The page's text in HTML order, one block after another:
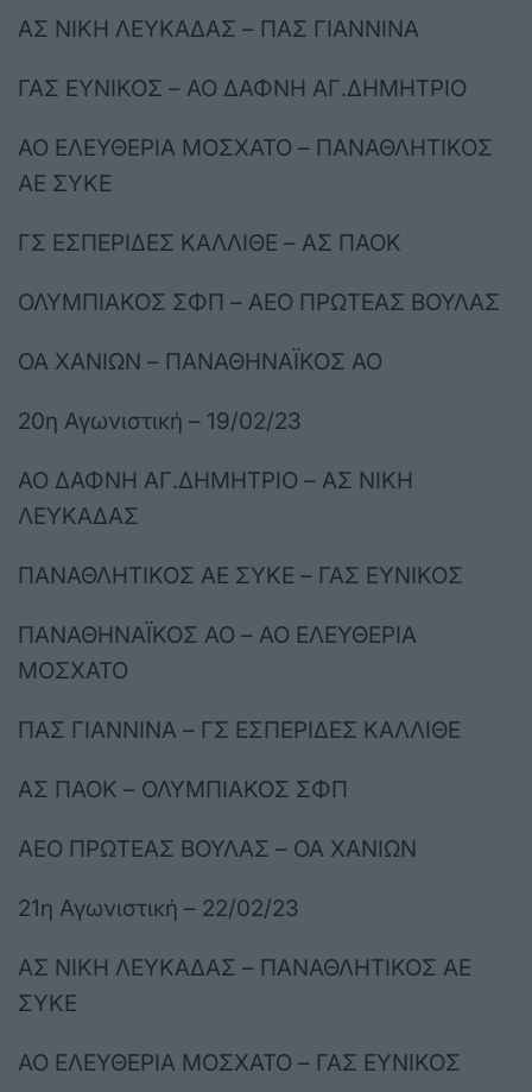
ΑΣ ΝΙΚΗ ΛΕΥΚΑΔΑΣ – ΠΑΣ ΓΙΑΝΝΙΝΑ
ΓΑΣ ΕΥΝΙΚΟΣ – ΑΟ ΔΑΦΝΗ ΑΓ.ΔΗΜΗΤΡΙΟ
ΑΟ ΕΛΕΥΘΕΡΙΑ ΜΟΣΧΑΤΟ – ΠΑΝΑΘΛΗΤΙΚΟΣ
ΑΕ ΣΥΚΕ
ΓΣ ΕΣΠΕΡΙΔΕΣ ΚΑΛΛΙΘΕ – ΑΣ ΠΑΟΚ
ΟΛΥΜΠΙΑΚΟΣ ΣΦΠ – ΑΕΟ ΠΡΩΤΕΑΣ ΒΟΥΛΑΣ
ΟΑ ΧΑΝΙΩΝ – ΠΑΝΑΘΗΝΑΪΚΟΣ ΑΟ
20η Αγωνιστική – 19/02/23
ΑΟ ΔΑΦΝΗ ΑΓ.ΔΗΜΗΤΡΙΟ – ΑΣ ΝΙΚΗ
ΛΕΥΚΑΔΑΣ
ΠΑΝΑΘΛΗΤΙΚΟΣ ΑΕ ΣΥΚΕ – ΓΑΣ ΕΥΝΙΚΟΣ
ΠΑΝΑΘΗΝΑΪΚΟΣ ΑΟ – ΑΟ ΕΛΕΥΘΕΡΙΑ
ΜΟΣΧΑΤΟ
ΠΑΣ ΓΙΑΝΝΙΝΑ – ΓΣ ΕΣΠΕΡΙΔΕΣ ΚΑΛΛΙΘΕ
ΑΣ ΠΑΟΚ – ΟΛΥΜΠΙΑΚΟΣ ΣΦΠ
ΑΕΟ ΠΡΩΤΕΑΣ ΒΟΥΛΑΣ – ΟΑ ΧΑΝΙΩΝ
21η Αγωνιστική – 22/02/23
ΑΣ ΝΙΚΗ ΛΕΥΚΑΔΑΣ – ΠΑΝΑΘΛΗΤΙΚΟΣ ΑΕ
ΣΥΚΕ
ΑΟ ΕΛΕΥΘΕΡΙΑ ΜΟΣΧΑΤΟ – ΓΑΣ ΕΥΝΙΚΟΣ